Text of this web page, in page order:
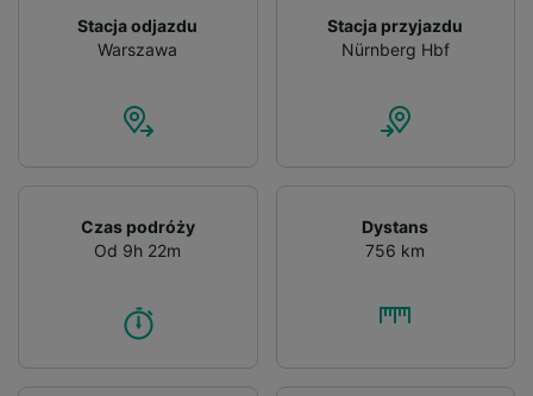
Stacja odjazdu
Warszawa
Stacja przyjazdu
Nürnberg Hbf
Czas podróży
Od 9h 22m
Dystans
756 km